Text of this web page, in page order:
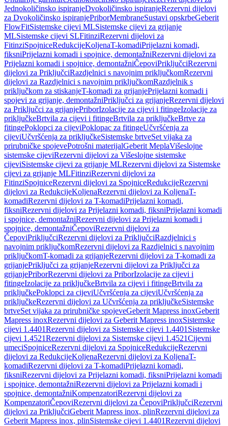
Jednokoličinsko ispiranjeDvokoličinsko ispiranjeRezervni dijelovi
za Dvokoličinsko ispiranjePriborMembraneSustavi opskrbeGeberit
FlowFitSistemske cijevi MLSistemske cijevi za grijanje
MLSistemske cijevi SLFitinziRezervni dijelovi za
FitinziSpojniceRedukcijeKoljenaT-komadiPrijelazni komadi,
fiksniPrijelazni komadi i spojnice, demontažniRezervni dijelovi za
Prijelazni komadi i spojnice, demontažniČepoviPriključciRezervni
dijelovi za PriključciRazdjelnici s navojnim priključkomRezervni
dijelovi za Razdjelnici s navojnim priključkomRazdjelnik s
priključkom za stiskanjeT-komadi za grijanjePrijelazni komadi i
spojevi za grijanje, demontažniPriključci za grijanjeRezervni dijelovi
za Priključci za grijanjePriborIzolacije za cijevi i fitingeIzolacije za
priključkeBrtvila za cijevi i fitingeBrtvila za priključkeBrtve za
fitingePoklopci za cijeviPoklopac za fitingeUčvršćenja za
cijeviUčvršćenja za priključkeSistemske brtveSet vijaka za
prirubničke spojevePotrošni materijalGeberit MeplaVišeslojne
sistemske cijeviRezervni dijelovi za Višeslojne sistemske
cijeviSistemske cijevi za grijanje MLRezervni dijelovi za Sistemske
cijevi za grijanje MLFitinziRezervni dijelovi za
FitinziSpojniceRezervni dijelovi za SpojniceRedukcijeRezervni
dijelovi za RedukcijeKoljenaRezervni dijelovi za KoljenaT-
komadiRezervni dijelovi za T-komadiPrijelazni komadi,
fiksniRezervni dijelovi za Prijelazni komadi, fiksniPrijelazni komadi
i spojnice, demontažniRezervni dijelovi za Prijelazni komadi i
spojnice, demontažniČepoviRezervni dijelovi za
ČepoviPriključciRezervni dijelovi za PriključciRazdjelnici s
navojnim priključkomRezervni dijelovi za Razdjelnici s navojnim
priključkomT-komadi za grijanjeRezervni dijelovi za T-komadi za
grijanjePriključci za grijanjeRezervni dijelovi za Priključci za
grijanjePriborRezervni dijelovi za PriborIzolacije za cijevi i
fitingeIzolacije za priključkeBrtvila za cijevi i fitingeBrtvila za
priključkePoklopci za cijeviUčvršćenja za cijeviUčvršćenja za
priključkeRezervni dijelovi za Učvršćenja za priključkeSistemske
brtveSet vijaka za prirubničke spojeveGeberit Mapress inoxGeberit
Mapress inoxRezervni dijelovi za Geberit Mapress inoxSistemske
cijevi 1.4401Rezervni dijelovi za Sistemske cijevi 1.4401 Sistemske
cijevi 1.4521Rezervni dijelovi za Sistemske cijevi 1.4521Cijevni
umeciSpojniceRezervni dijelovi za SpojniceRedukcijeRezervni
dijelovi za RedukcijeKoljenaRezervni dijelovi za KoljenaT-
komadiRezervni dijelovi za T-komadiPrijelazni komadi,
fiksniRezervni dijelovi za Prijelazni komadi, fiksniPrijelazni komadi
i spojnice, demontažniRezervni dijelovi za Prijelazni komadi i
spojnice, demontažniKompenzatoriRezervni dijelovi za
KompenzatoriČepoviRezervni dijelovi za ČepoviPriključciRezervni
dijelovi za PriključciGeberit Mapress inox, plinRezervni dijelovi za
Geberit Mapress inox, plinSistemske cijevi 1.4401Rezervni dijelovi